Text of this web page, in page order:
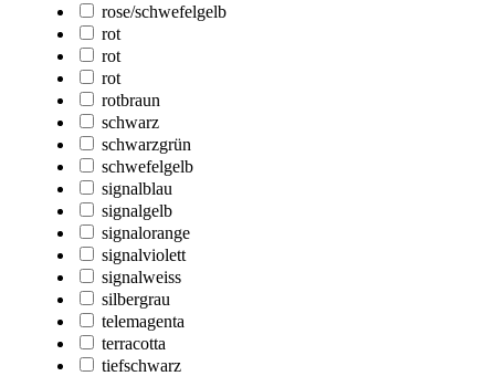
rose/schwefelgelb
rot
rot
rot
rotbraun
schwarz
schwarzgrün
schwefelgelb
signalblau
signalgelb
signalorange
signalviolett
signalweiss
silbergrau
telemagenta
terracotta
tiefschwarz